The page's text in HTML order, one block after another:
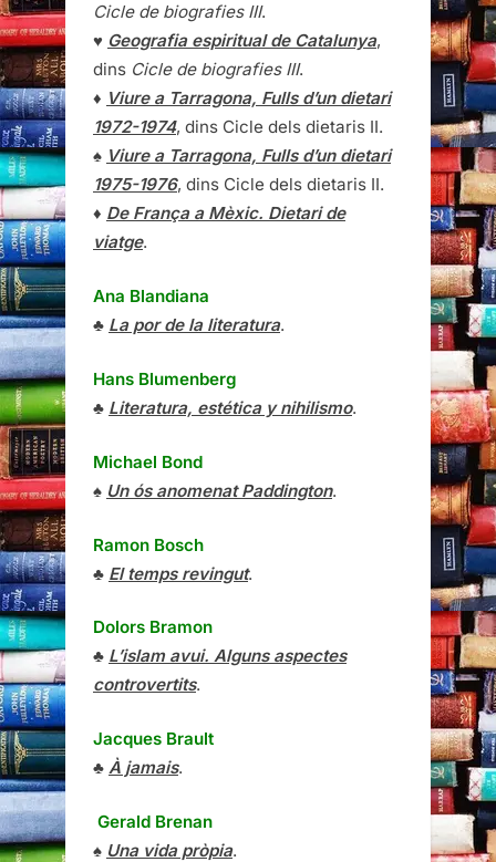
Cicle de biografies III.
♥ Geografia espiritual de Catalunya,
dins Cicle de biografies III.
♦ Viure a Tarragona, Fulls d’un dietari
1972-1974, dins Cicle dels dietaris II.
♠ Viure a Tarragona, Fulls d’un dietari
1975-1976, dins Cicle dels dietaris II.
♦ De França a Mèxic. Dietari de
viatge.
Ana Blandiana
♣ La por de la literatura.
Hans Blumenberg
♣ Literatura, estética y nihilismo.
Michael Bond
♠ Un ós anomenat Paddington.
Ramon Bosch
♣ El temps revingut.
Dolors Bramon
♣ L’islam avui. Alguns aspectes
controvertits.
Jacques Brault
♣ À jamais.
Gerald Brenan
♠ Una vida pròpia.